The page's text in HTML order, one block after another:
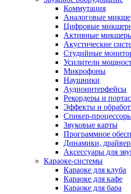
Коммутация
Аналоговые
Цифровые
Активные
Акустические
Студийные
Усилители
Микрофоны
Наушники
Аудиоинтерфейсы
Рекордеры и
Эффекты и
Спикер-
Звуковые карты
Программное
Динамики,
Аксессуары для
Караоке-системы
Караоке для клуба
Караоке для кафе
Караоке для бара